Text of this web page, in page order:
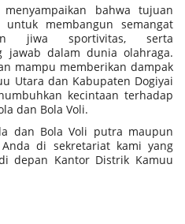
bahwa tujuan
membangun semangat
jiwa sportivitas, serta
jawab dalam dunia olahraga.
mampu memberikan dampak
Utara dan Kabupaten Dogiyai
kecintaan terhadap
dan Bola Voli.
dan Bola Voli putra maupun
di sekretariat kami yang
depan Kantor Distrik Kamuu